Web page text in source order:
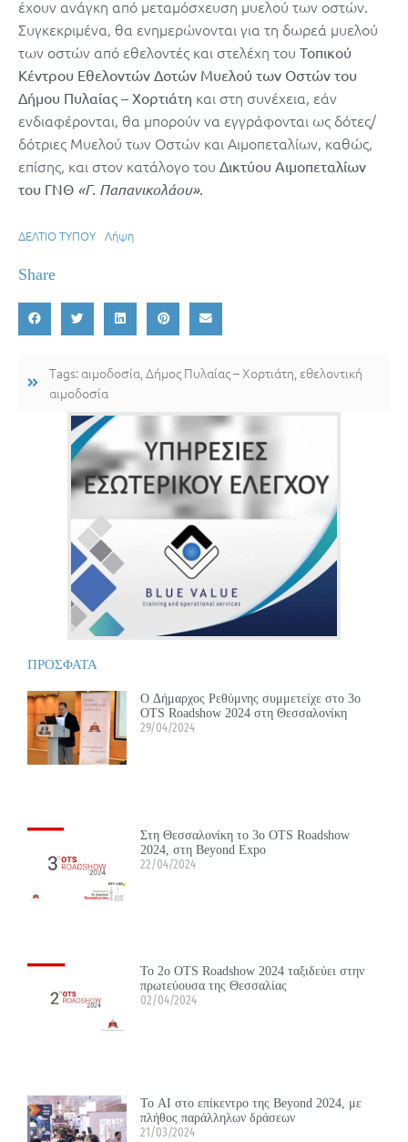
έχουν ανάγκη από μεταμόσχευση μυελού των οστών.
Συγκεκριμένα, θα ενημερώνονται για τη δωρεά μυελού
των οστών από εθελοντές και στελέχη του Τοπικού
Κέντρου Εθελοντών Δοτών Μυελού των Οστών του
Δήμου Πυλαίας – Χορτιάτη και στη συνέχεια, εάν
ενδιαφέρονται, θα μπορούν να εγγράφονται ως δότες/
δότριες Μυελού των Οστών και Αιμοπεταλίων, καθώς,
επίσης, και στον κατάλογο του Δικτύου Αιμοπεταλίων
του ΓΝΘ «Γ. Παπανικολάου».
ΔΕΛΤΙΟ ΤΥΠΟΥ Λήψη
Share
Tags:αιμοδοσία Δήμος Πυλαίας – Χορτιάτη εθελοντική
αιμοδοσία
ΠΡΟΣΦΑΤΑ
Ο Δήμαρχος Ρεθύμνης συμμετείχε στο 3ο
OTS Roadshow 2024 στη Θεσσαλονίκη
29/04/2024
Στη Θεσσαλονίκη το 3ο OTS Roadshow
2024, στη Beyond Expo
22/04/2024
Το 2ο OTS Roadshow 2024 ταξιδεύει στην
πρωτεύουσα της Θεσσαλίας
02/04/2024
Το ΑΙ στο επίκεντρο της Beyond 2024, με
πλήθος παράλληλων δράσεων
21/03/2024